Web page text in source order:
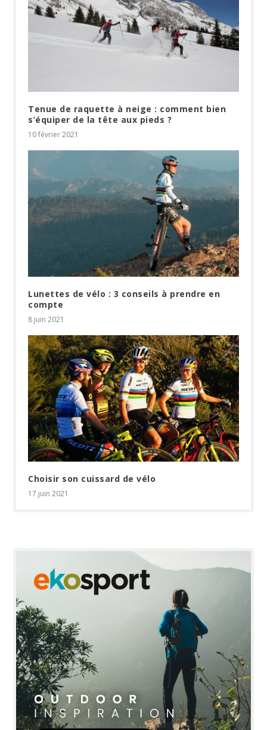
Tenue de raquette à neige : comment bien
s’équiper de la tête aux pieds ?
10 février 2021
Lunettes de vélo : 3 conseils à prendre en
compte
8 juin 2021
Choisir son cuissard de vélo
17 juin 2021